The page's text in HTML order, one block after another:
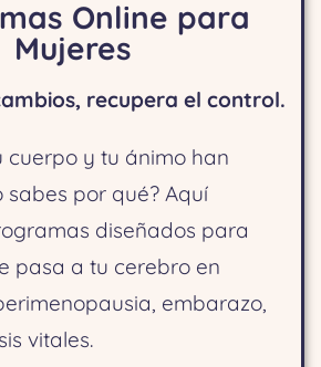
Online para
Mujeres
recupera el control.
cuerpo y tu ánimo han
por qué? Aquí
diseñados para
pasa a tu cerebro en
embarazo,
vitales.